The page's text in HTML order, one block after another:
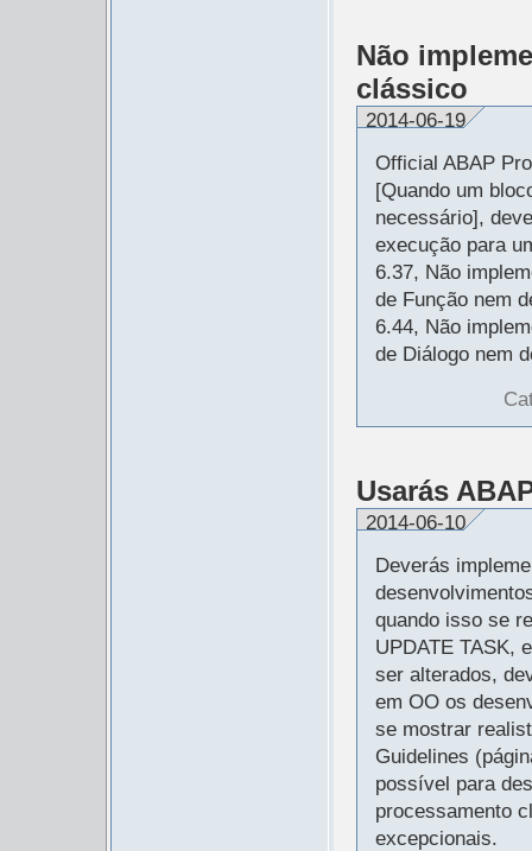
Não
clássico
2014-06-19
Official ABAP
[Quando um
necessário],
execução para
6.37, Não
de Função nem
6.44, Não
de Diálogo nem
Usarás
2014-06-10
Deverás
quando isso se
UPDATE TASK,
ser alterados,
em OO os
se mostrar
Guidelines
possível para
processamento
excepcionais.